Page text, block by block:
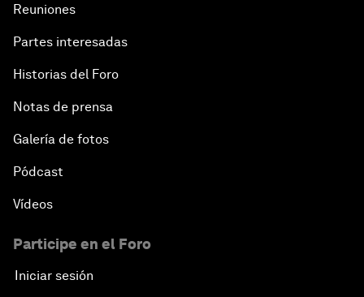
Reuniones
Partes interesadas
Historias del Foro
Notas de prensa
Galería de fotos
Pódcast
Vídeos
Participe en el Foro
Iniciar sesión